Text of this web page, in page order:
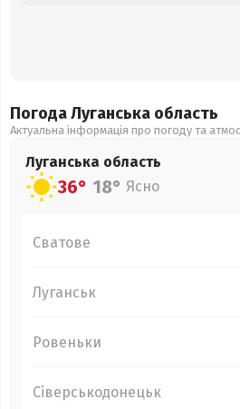
Погода Луганська область
Актуальна інформація про погоду та
Луганська область
36° 18° Ясно
Сватове
Луганськ
Ровеньки
Сіверськодонецьк